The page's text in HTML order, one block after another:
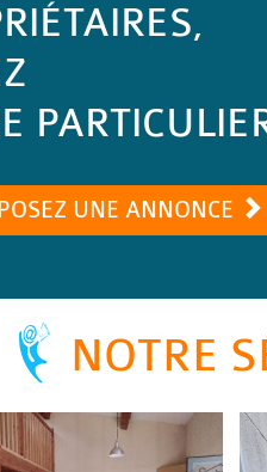
UNE ANNONCE
NOTRE